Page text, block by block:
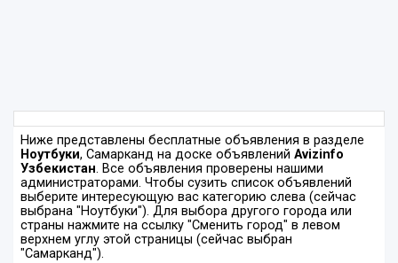
Ниже представлены бесплатные объявления в разделе
Ноутбуки, Самарканд на доске объявлений Avizinfo
Узбекистан. Все объявления проверены нашими
администраторами. Чтобы сузить список объявлений
выберите интересующую вас категорию слева (сейчас
выбрана "Ноутбуки"). Для выбора другого города или
страны нажмите на ссылку "Сменить город" в левом
верхнем углу этой страницы (сейчас выбран
"Самарканд").